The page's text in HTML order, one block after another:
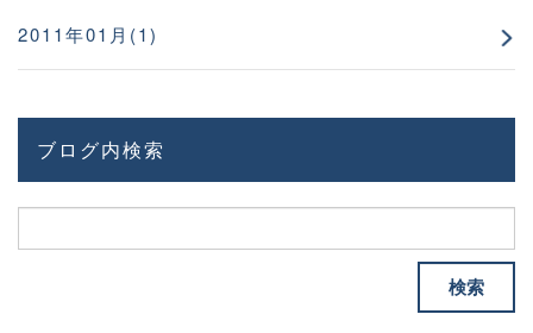
2011年01月(1)
ブログ内検索